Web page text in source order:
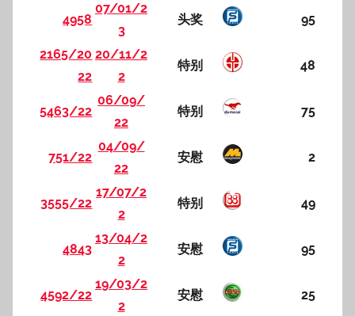
4958
07/01/2
3
头奖 95
2165/20
22
20/11/2
2
特别 48
5463/22
06/09/
22
特别 75
751/22
04/09/
22
安慰 2
3555/22
17/07/2
2
特别 49
4843
13/04/2
2
安慰 95
4592/22
19/03/2
2
安慰 25